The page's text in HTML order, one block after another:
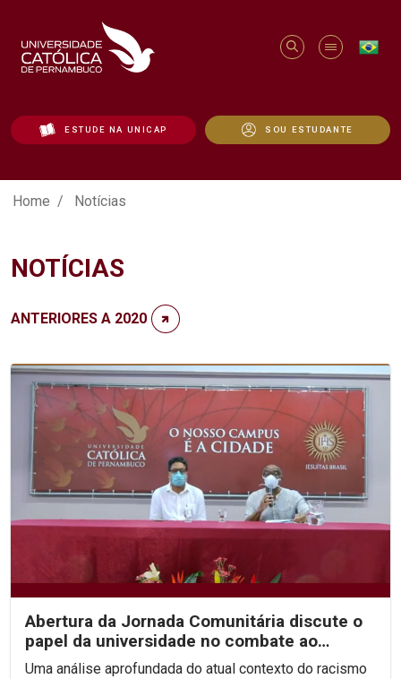
ESTUDE NA UNICAP SOU ESTUDANTE
Notícias - Unicap
Home Notícias
NOTÍCIAS
ANTERIORES A 2020
Abertura da Jornada Comunitária discute o
papel da universidade no combate ao
racismo
Uma análise aprofundada do atual contexto do racismo